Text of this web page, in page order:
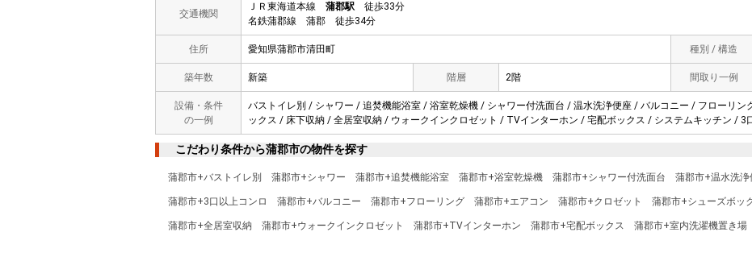
交通機関
ＪＲ東海道本線 蒲郡駅 徒歩33分
名鉄蒲郡線 蒲郡 徒歩34分
住所 愛知県蒲郡市清田町 種別 / 構造
築年数 新築 階層 2階 間取り一例
設備・条件
の一例
バストイレ別 / シャワー / 追焚機能浴室 / 浴室乾燥機 / シャワー付洗面台 / 温水洗浄便座 / バルコニー / フローリ
ックス / 床下収納 / 全居室収納 / ウォークインクロゼット / TVインターホン / 宅配ボックス / システムキッチン / 3
こだわり条件から蒲郡市の物件を探す
蒲郡市+バストイレ別 蒲郡市+シャワー 蒲郡市+追焚機能浴室 蒲郡市+浴室乾燥機 蒲郡市+シャワー付洗面台 蒲郡市+温水洗浄
蒲郡市+3口以上コンロ 蒲郡市+バルコニー 蒲郡市+フローリング 蒲郡市+エアコン 蒲郡市+クロゼット 蒲郡市+シューズボッ
蒲郡市+全居室収納 蒲郡市+ウォークインクロゼット 蒲郡市+TVインターホン 蒲郡市+宅配ボックス 蒲郡市+室内洗濯機置き場